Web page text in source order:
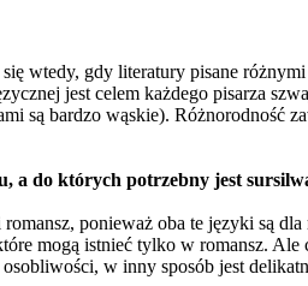
wtedy, gdy literatury pisane
jest celem każdego pisarza
są bardzo wąskie). Różnorodność
a do których potrzebny jest
ponieważ oba te języki są
mogą istnieć tylko w romansz. Ale
w inny sposób jest